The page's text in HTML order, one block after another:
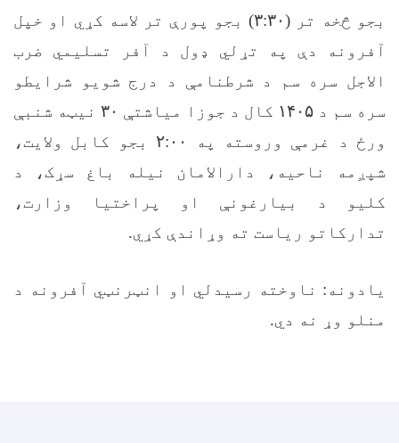
بجو څخه تر (۳:۳۰)
بجو پورې تر لاسه کړي او خپل
آفرونه دې په تړلي ډول د آفر تسلیمي ضرب
الاجل سره سم د شرطنامې د درج شویو شرایطو
سره سم د ۱۴۰۵ کال د جوزا میاشتې ۳۰ نیټه شنبې
ورځ د غرمې وروسته په
۲:۰۰ بجو کابل ولایت،
شپږمه ناحیه، دارالامان نیله باغ سړک، د
کلیو د بیارغونې او پراختیا وزارت،
تدارکاتو ریاست ته وړاندې کړي.
یادونه: ناوخته رسیدلي او انټرنټي آفرونه د
منلو وړ نه دي.